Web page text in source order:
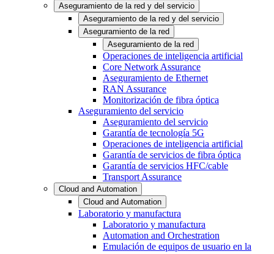
Aseguramiento de la red y del servicio
Aseguramiento de la red y del servicio
Aseguramiento de la red
Aseguramiento de la red
Operaciones de inteligencia artificial
Core Network Assurance
Aseguramiento de Ethernet
RAN Assurance
Monitorización de fibra óptica
Aseguramiento del servicio
Aseguramiento del servicio
Garantía de tecnología 5G
Operaciones de inteligencia artificial
Garantía de servicios de fibra óptica
Garantía de servicios HFC/cable
Transport Assurance
Cloud and Automation
Cloud and Automation
Laboratorio y manufactura
Laboratorio y manufactura
Automation and Orchestration
Emulación de equipos de usuario en la